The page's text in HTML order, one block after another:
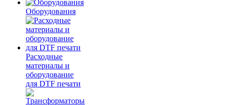
Оборудования
Расходные
материалы и
оборудование
для DTF печати